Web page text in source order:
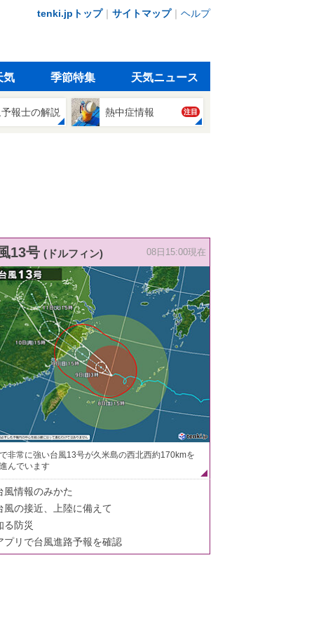
tenki.jpトップ｜ サイトマップ｜ ヘルプ
気 季節特集 天気ニュース
報士の解説 熱中症情報 注目
13号 (ドルフィン) 08日15:00現在
非常に強い台風13号が久米島の西北西約170kmを
んでいます
風情報のみかた
風の接近、上陸に備えて
る防災
プリで台風進路予報を確認